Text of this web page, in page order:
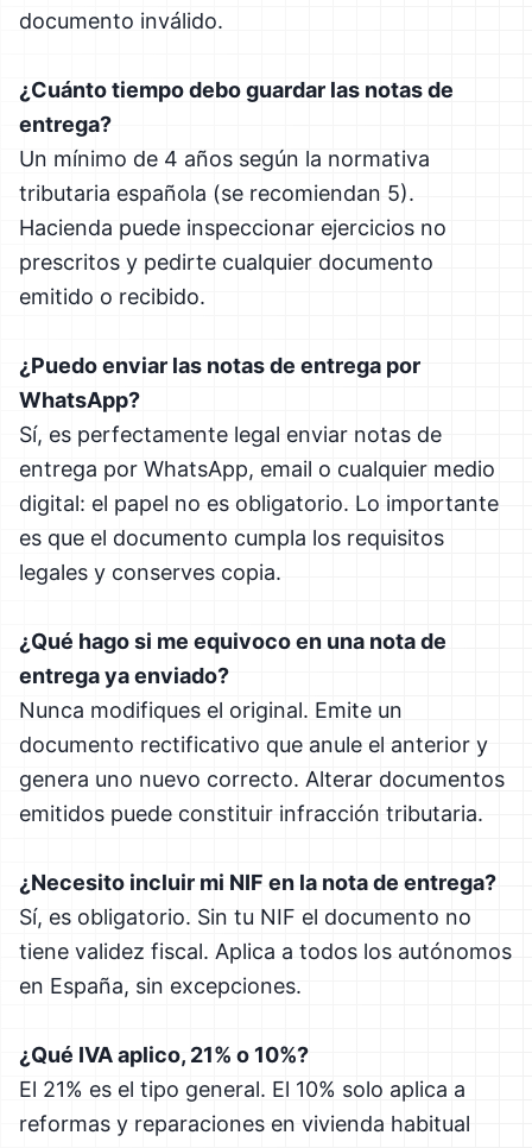
documento inválido.
¿Cuánto tiempo debo guardar las notas de
entrega?
Un mínimo de 4 años según la normativa
tributaria española (se recomiendan 5).
Hacienda puede inspeccionar ejercicios no
prescritos y pedirte cualquier documento
emitido o recibido.
¿Puedo enviar las notas de entrega por
WhatsApp?
Sí, es perfectamente legal enviar notas de
entrega por WhatsApp, email o cualquier medio
digital: el papel no es obligatorio. Lo importante
es que el documento cumpla los requisitos
legales y conserves copia.
¿Qué hago si me equivoco en una nota de
entrega ya enviado?
Nunca modifiques el original. Emite un
documento rectificativo que anule el anterior y
genera uno nuevo correcto. Alterar documentos
emitidos puede constituir infracción tributaria.
¿Necesito incluir mi NIF en la nota de entrega?
Sí, es obligatorio. Sin tu NIF el documento no
tiene validez fiscal. Aplica a todos los autónomos
en España, sin excepciones.
¿Qué IVA aplico, 21% o 10%?
El 21% es el tipo general. El 10% solo aplica a
reformas y reparaciones en vivienda habitual